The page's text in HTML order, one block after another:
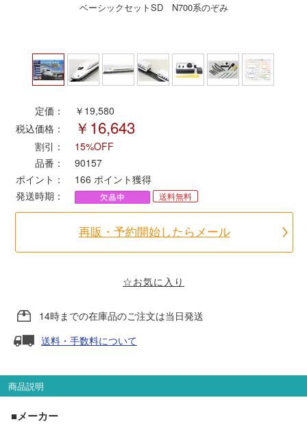
タカラトミー（プラレール）
MODEMO(モデモ)
さんけい
トラムウェイ
天賞堂
走行エリア別 鉄道模型車両リスト
ベーシックセットSD N700系のぞみ
定価：
￥19,580
税込価格：
￥16,643
割引：
15%OFF
品番：
90157
ポイント：
166 ポイント獲得
発送時期：
送料無料
再販・予約開始したらメール
☆お気に入り
14時までの在庫品のご注文は当日発送
送料・手数料について
商品説明
■メーカー